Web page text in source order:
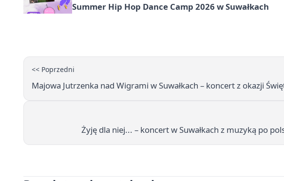
Summer Hip Hop Dance Camp 2026 w Suwałkach
<< Poprzedni
Majowa Jutrzenka nad Wigrami w Suwałkach – koncert z okazji
Żyję dla niej... – koncert w Suwałkach z muzyką po